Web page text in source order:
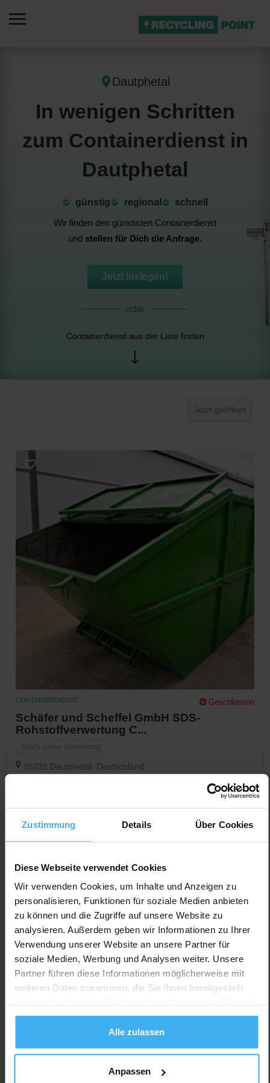
Zustimmung Details Über Cookies
Diese Webseite verwendet Cookies
Wir verwenden Cookies, um Inhalte und Anzeigen zu
personalisieren, Funktionen für soziale Medien anbieten
zu können und die Zugriffe auf unsere Website zu
analysieren. Außerdem geben wir Informationen zu Ihrer
Verwendung unserer Website an unsere Partner für
soziale Medien, Werbung und Analysen weiter. Unsere
Partner führen diese Informationen möglicherweise mit
weiteren Daten zusammen, die Sie ihnen bereitgestellt
gesammelt haben.
Alle zulassen
Anpassen
Dautphetal
In wenigen Schritten
zum Containerdienst in
Dautphetal
günstig ⁠regional
schnell
Wir finden den günstisten Containerdienst
und stellen für Dich die Anfrage.
Jetzt loslegen!
Containerdienst aus der Liste finden
Jetzt geöffnet
CONTAINERDIENST Geschlossen
Schäfer und Scheffel GmbH SDS-
Rohstoffverwertung C...
35232 Dautphetal, Deutschland
Auf Karte Anzeigen